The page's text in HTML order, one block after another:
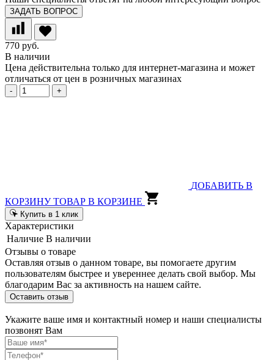
ЗАДАТЬ ВОПРОС
770 руб.
В наличии
Цена действительна только для интернет-магазина и может
отличаться от цен в розничных магазинах
- +
ДОБАВИТЬ В
КОРЗИНУ ТОВАР В КОРЗИНЕ
Купить в 1 клик
Характеристики
Наличие В наличии
Отзывы о товаре
Оставляя отзыв о данном товаре, вы помогаете другим
пользователям быстрее и увереннее делать свой выбор. Мы
благодарим Вас за активность на нашем сайте.
Оставить отзыв
Укажите ваше имя и контактный номер и наши специалисты
позвонят Вам